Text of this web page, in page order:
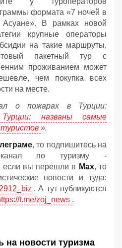
формата «7 ночей в
В рамках новой
крупные операторы
на такие маршруты,
пакетный тур с
проживанием может
чем покупка всех
на месте.
о пожарах в Турции:
названы самые
».
, то подпишитесь на
по туризму -
если вы перешли в Мах, то
новости и туда:
. А тут публикуются
t.me/zoj_news .
на новости туризма